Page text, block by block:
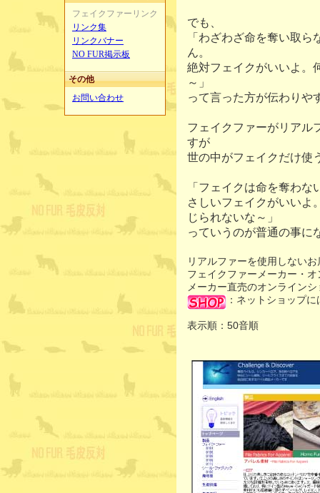
フェイクファーリンク
リンク集
リンクバナー
NO FUR掲示板
その他
お問い合わせ
でも、
「わざわざ命を奪い取
ん。
絶対フェイクがいいよ。
～」
って言った方が伝わりや
フェイクファーがリアル
すが
世の中がフェイクだけ使
「フェイクは命を奪わ
さしいフェイクがいいよ
じられないな～」
っていうのが普通の事に
リアルファーを使用しない
フェイクファーメーカー・
メーカー直売のオンライン
：ネットショップ
表示順：50音順